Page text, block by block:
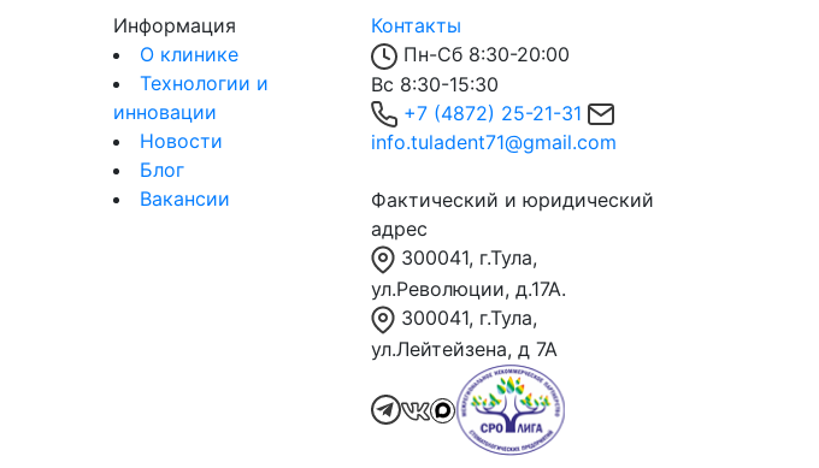
Информация
О клинике
Технологии и
инновации
Новости
Блог
Вакансии
Контакты
Пн-Сб 8:30-20:00
Вс 8:30-15:30
+7 (4872) 25-21-31
info.tuladent71@gmail.com
Фактический и юридический
адрес
300041, г.Тула,
ул.Революции, д.17А.
300041, г.Тула,
ул.Лейтейзена, д 7А